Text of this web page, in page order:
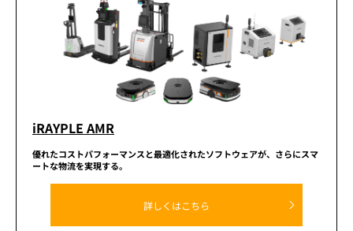
iRAYPLE AMR
優れたコストパフォーマンスと最適化されたソフトウェアが、 さらにスマ
ートな物流を実現する。
詳しくはこちら